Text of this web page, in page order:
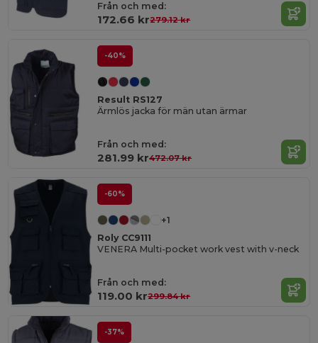
Från och med:
172.66 kr279.12 kr
-40%
Result RS127
Ärmlös jacka för män utan ärmar
Från och med:
281.99 kr472.07 kr
-60%
+1
Roly CC9111
VENERA Multi-pocket work vest with v-neck
Från och med:
119.00 kr299.84 kr
-37%